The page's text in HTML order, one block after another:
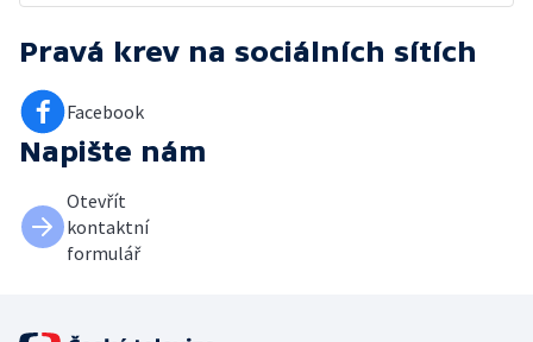
Pravá krev na sociálních sítích
Facebook
Napište nám
Otevřít
kontaktní
formulář